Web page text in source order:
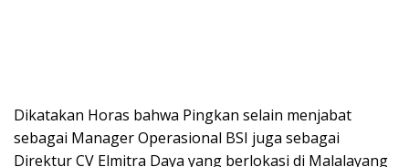
Dikatakan Horas bahwa Pingkan selain menjabat
sebagai Manager Operasional BSI juga sebagai
Direktur CV Elmitra Daya yang berlokasi di Malalayang